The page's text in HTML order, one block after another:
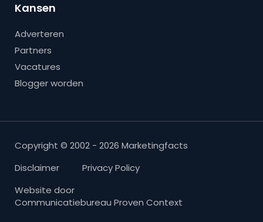
Kansen
Adverteren
Partners
Vacatures
Blogger worden
Copyright © 2002 - 2026 Marketingfacts
Disclaimer
Privacy Policy
Website door
Communicatiebureau Proven Context